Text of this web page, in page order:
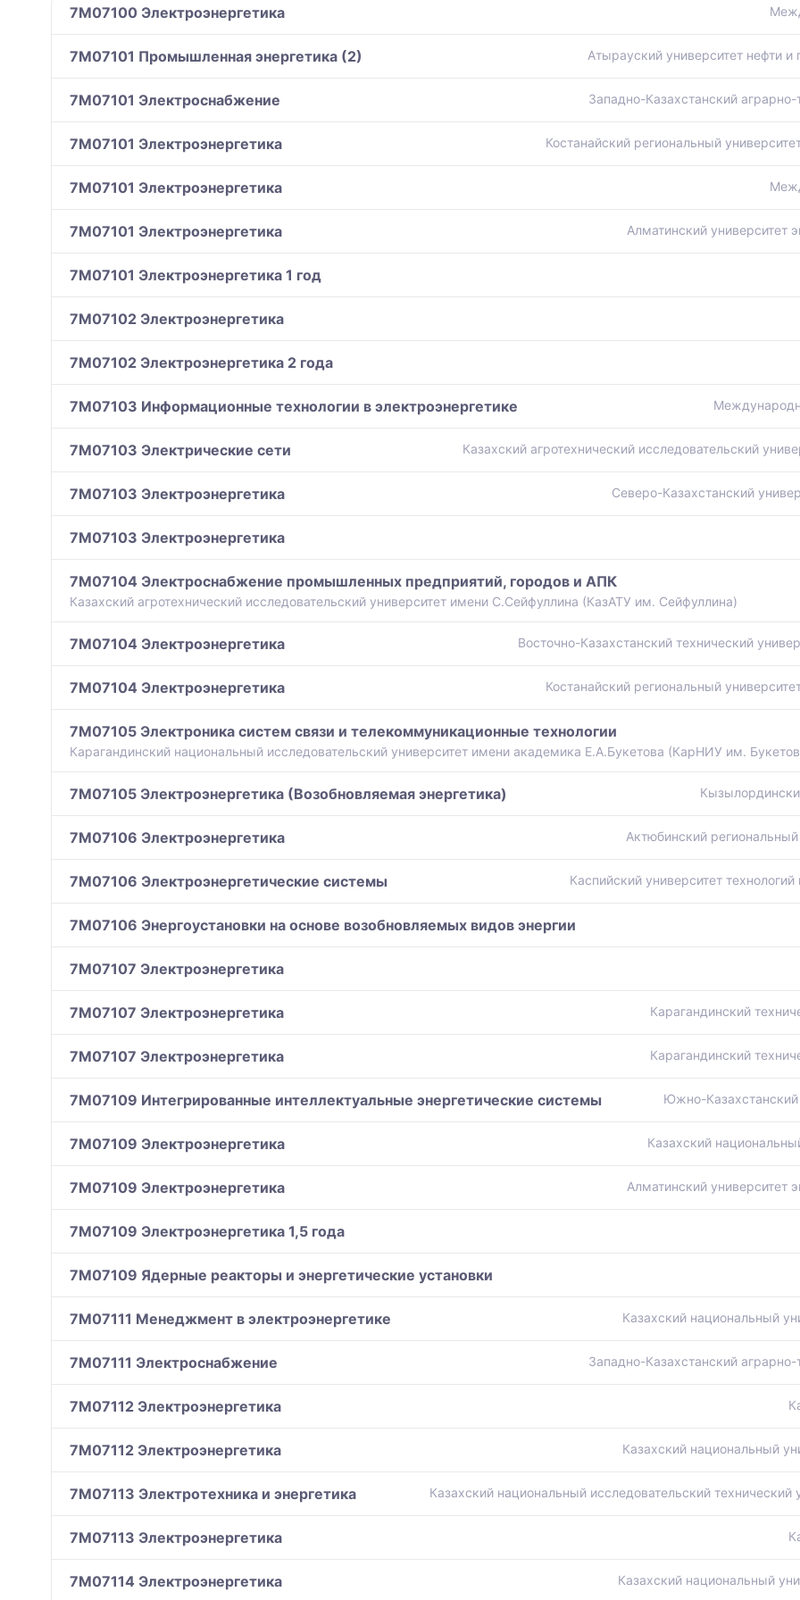
7M07100 Электроэнергетика
7M07101 Промышленная энергетика (2) Атырауский университет нефти
7M07101 Электроснабжение Западно-Казахстанский
7M07101 Электроэнергетика Костанайский региональный
7M07101 Электроэнергетика
7M07101 Электроэнергетика Алматинский университет
7M07101 Электроэнергетика 1 год
7M07102 Электроэнергетика
7M07102 Электроэнергетика 2 года
7M07103 Информационные технологии в электроэнергетике
7M07103 Электрические сети Казахский агротехнический исследовательский
7M07103 Электроэнергетика Северо-Казахстанский
7M07103 Электроэнергетика
7M07104 Электроснабжение промышленных предприятий, городов и АПК
Казахский агротехнический исследовательский университет имени С.Сейфуллина (КазАТУ им. Сейфуллина)
7M07104 Электроэнергетика Восточно-Казахстанский технический
7M07104 Электроэнергетика Костанайский региональный
7M07105 Электроника систем связи и телекоммуникационные технологии
Карагандинский национальный исследовательский университет имени академика Е.А.Букетова (КарНИУ им.
7M07105 Электроэнергетика (Возобновляемая энергетика)
7M07106 Электроэнергетика Актюбинский
7M07106 Электроэнергетические системы Каспийский университет
7M07106 Энергоустановки на основе возобновляемых видов энергии
7M07107 Электроэнергетика
7M07107 Электроэнергетика Карагандинский
7M07107 Электроэнергетика Карагандинский
7M07109 Интегрированные интеллектуальные энергетические системы Южно-
7M07109 Электроэнергетика Казахский
7M07109 Электроэнергетика Алматинский университет
7M07109 Электроэнергетика 1,5 года
7M07109 Ядерные реакторы и энергетические установки
7M07111 Менеджмент в электроэнергетике Казахский национальный
7M07111 Электроснабжение Западно-Казахстанский
7M07112 Электроэнергетика
7M07112 Электроэнергетика Казахский национальный
7M07113 Электротехника и энергетика Казахский национальный исследовательский
7M07113 Электроэнергетика
7M07114 Электроэнергетика Казахский национальный